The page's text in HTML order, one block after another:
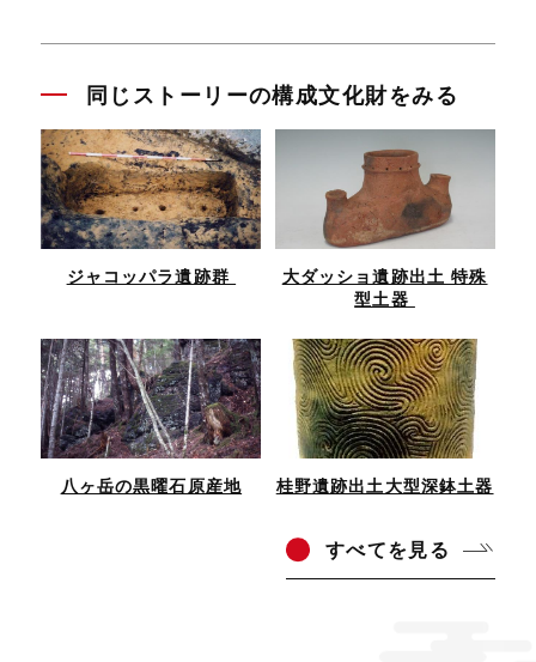
同じストーリーの構成文化財をみる
ジャコッパラ遺跡群
大ダッショ遺跡出土 特殊
型土器
八ヶ岳の黒曜石原産地 桂野遺跡出土大型深鉢土器
すべてを見る